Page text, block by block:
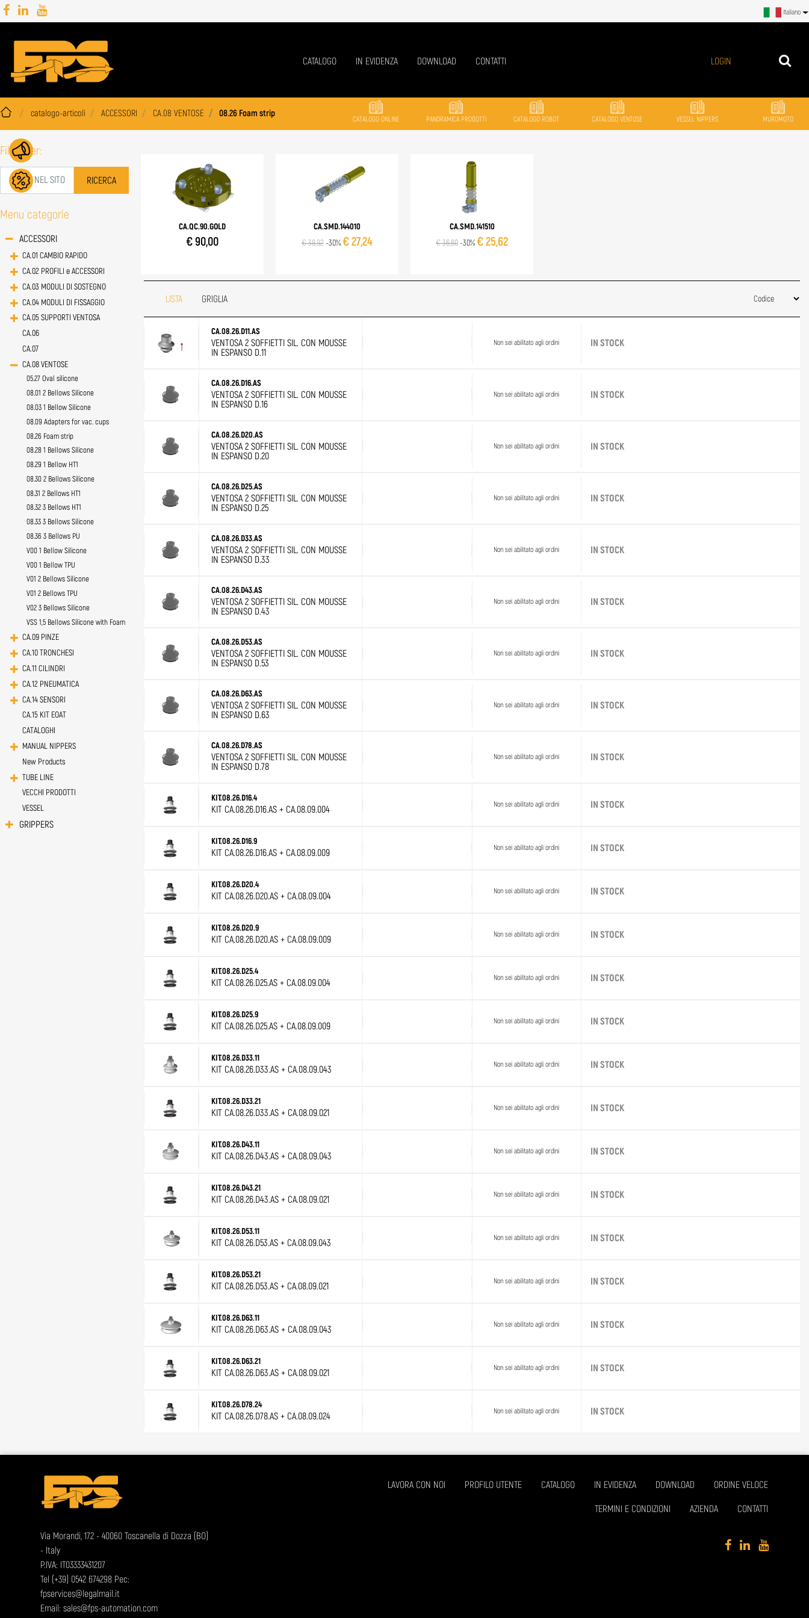
Italiano
CATALOGO IN EVIDENZA DOWNLOAD CONTATTI LOGIN
catalogo-articoli ACCESSORI CA.08 VENTOSE 08.26 Foam strip
CATALOGO ONLINE PANORAMICA PRODOTTI CATALOGO ROBOT CATALOGO VENTOSE VESSEL NIPPERS MUROMOTO
Filtra per:
Menu categorie
ACCESSORI
CA.01 CAMBIO RAPIDO
CA.02 PROFILI e ACCESSORI
CA.03 MODULI DI SOSTEGNO
CA.04 MODULI DI FISSAGGIO
CA.05 SUPPORTI VENTOSA
CA.06
CA.07
CA.08 VENTOSE
05.27 Oval silicone
08.01 2 Bellows Silicone
08.03 1 Bellow Silicone
08.09 Adapters for vac. cups
08.26 Foam strip
08.28 1 Bellows Silicone
08.29 1 Bellow HT1
08.30 2 Bellows Silicone
08.31 2 Bellows HT1
08.32 3 Bellows HT1
08.33 3 Bellows Silicone
08.36 3 Bellows PU
V00 1 Bellow Silicone
V00 1 Bellow TPU
V01 2 Bellows Silicone
V01 2 Bellows TPU
V02 3 Bellows Silicone
VSS 1,5 Bellows Silicone with Foam
CA.09 PINZE
CA.10 TRONCHESI
CA.11 CILINDRI
CA.12 PNEUMATICA
CA.14 SENSORI
CA.15 KIT EOAT
CATALOGHI
MANUAL NIPPERS
New Products
TUBE LINE
VECCHI PRODOTTI
VESSEL
GRIPPERS
CA.QC.90.GOLD
€ 90,00
CA.SMD.144010
€ 38,92-30%€ 27,24
CA.SMD.141510
€ 36,60-30%€ 25,62
LISTA GRIGLIA
CA.08.26.D11.AS
VENTOSA 2 SOFFIETTI SIL. CON MOUSSE
IN ESPANSO D.11
Non sei abilitato agli ordini IN STOCK
CA.08.26.D16.AS
VENTOSA 2 SOFFIETTI SIL. CON MOUSSE
IN ESPANSO D.16
Non sei abilitato agli ordini IN STOCK
CA.08.26.D20.AS
VENTOSA 2 SOFFIETTI SIL. CON MOUSSE
IN ESPANSO D.20
Non sei abilitato agli ordini IN STOCK
CA.08.26.D25.AS
VENTOSA 2 SOFFIETTI SIL. CON MOUSSE
IN ESPANSO D.25
Non sei abilitato agli ordini IN STOCK
CA.08.26.D33.AS
VENTOSA 2 SOFFIETTI SIL. CON MOUSSE
IN ESPANSO D.33
Non sei abilitato agli ordini IN STOCK
CA.08.26.D43.AS
VENTOSA 2 SOFFIETTI SIL. CON MOUSSE
IN ESPANSO D.43
Non sei abilitato agli ordini IN STOCK
CA.08.26.D53.AS
VENTOSA 2 SOFFIETTI SIL. CON MOUSSE
IN ESPANSO D.53
Non sei abilitato agli ordini IN STOCK
CA.08.26.D63.AS
VENTOSA 2 SOFFIETTI SIL. CON MOUSSE
IN ESPANSO D.63
Non sei abilitato agli ordini IN STOCK
CA.08.26.D78.AS
VENTOSA 2 SOFFIETTI SIL. CON MOUSSE
IN ESPANSO D.78
Non sei abilitato agli ordini IN STOCK
KIT.08.26.D16.4
KIT CA.08.26.D16.AS + CA.08.09.004 Non sei abilitato agli ordini IN STOCK
KIT.08.26.D16.9
KIT CA.08.26.D16.AS + CA.08.09.009 Non sei abilitato agli ordini IN STOCK
KIT.08.26.D20.4
KIT CA.08.26.D20.AS + CA.08.09.004 Non sei abilitato agli ordini IN STOCK
KIT.08.26.D20.9
KIT CA.08.26.D20.AS + CA.08.09.009 Non sei abilitato agli ordini IN STOCK
KIT.08.26.D25.4
KIT CA.08.26.D25.AS + CA.08.09.004 Non sei abilitato agli ordini IN STOCK
KIT.08.26.D25.9
KIT CA.08.26.D25.AS + CA.08.09.009 Non sei abilitato agli ordini IN STOCK
KIT.08.26.D33.11
KIT CA.08.26.D33.AS + CA.08.09.043 Non sei abilitato agli ordini IN STOCK
KIT.08.26.D33.21
KIT CA.08.26.D33.AS + CA.08.09.021 Non sei abilitato agli ordini IN STOCK
KIT.08.26.D43.11
KIT CA.08.26.D43.AS + CA.08.09.043 Non sei abilitato agli ordini IN STOCK
KIT.08.26.D43.21
KIT CA.08.26.D43.AS + CA.08.09.021 Non sei abilitato agli ordini IN STOCK
KIT.08.26.D53.11
KIT CA.08.26.D53.AS + CA.08.09.043 Non sei abilitato agli ordini IN STOCK
KIT.08.26.D53.21
KIT CA.08.26.D53.AS + CA.08.09.021 Non sei abilitato agli ordini IN STOCK
KIT.08.26.D63.11
KIT CA.08.26.D63.AS + CA.08.09.043 Non sei abilitato agli ordini IN STOCK
KIT.08.26.D63.21
KIT CA.08.26.D63.AS + CA.08.09.021 Non sei abilitato agli ordini IN STOCK
KIT.08.26.D78.24
KIT CA.08.26.D78.AS + CA.08.09.024 Non sei abilitato agli ordini IN STOCK
Via Morandi, 172 - 40060 Toscanella di Dozza (BO)
- Italy
P.IVA: IT03333431207
Tel (+39) 0542 674298 Pec:
fpservices@legalmail.it
Email:sales@fps-automation.com
LAVORA CON NOI PROFILO UTENTE CATALOGO IN EVIDENZA DOWNLOAD
ORDINE VELOCE
TERMINI E CONDIZIONI
AZIENDA CONTATTI